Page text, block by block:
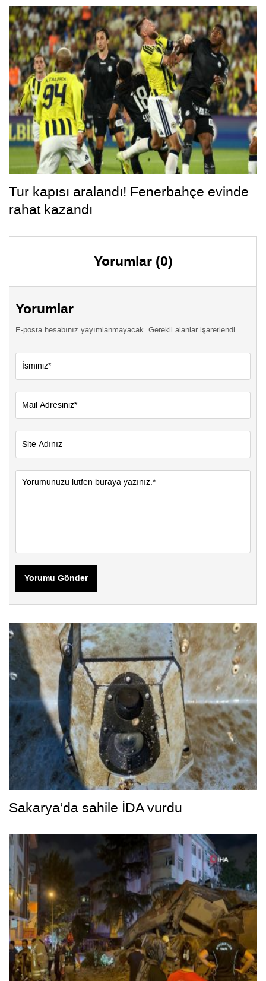
Tur kapısı aralandı! Fenerbahçe evinde
rahat kazandı
Yorumlar (0)
Yorumlar
E-posta hesabınız yayımlanmayacak. Gerekli alanlar işaretlendi
Yorumu Gönder
Sakarya’da sahile İDA vurdu